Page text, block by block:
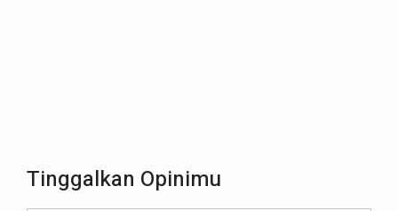
Tinggalkan Opinimu